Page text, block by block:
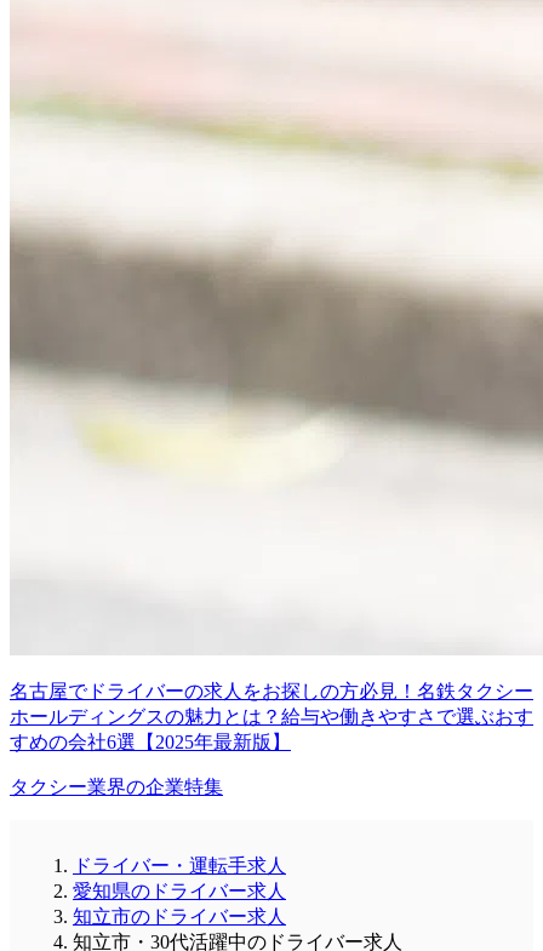
名古屋でドライバーの求人をお探しの方必見！名鉄タクシー
ホールディングスの魅力とは？給与や働きやすさで選ぶおす
すめの会社6選【2025年最新版】
タクシー業界の企業特集
ドライバー・運転手求人
愛知県のドライバー求人
知立市のドライバー求人
知立市・30代活躍中のドライバー求人